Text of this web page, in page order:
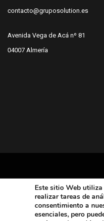
contacto@gruposolution.es
Avenida Vega de Acá nº 81
04007 Almería
Este sitio Web
realizar tareas de
consentimiento a
esenciales, pero